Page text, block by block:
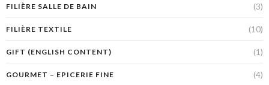
FILIÈRE SALLE DE BAIN (3)
FILIÈRE TEXTILE (10)
GIFT (ENGLISH CONTENT) (1)
GOURMET – EPICERIE FINE (4)